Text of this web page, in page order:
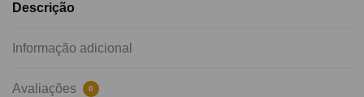
Descrição
Informação adicional
Avaliações 0